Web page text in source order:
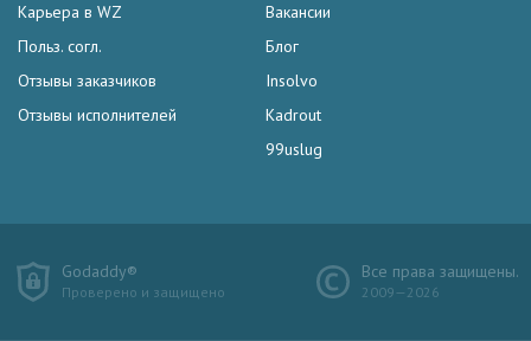
Вакансии
Блог
Insolvo
Kadrout
99uslug
Карьера в WZ
Польз. согл.
Отзывы заказчиков
Отзывы исполнителей
Godaddy®
Проверено и защищено
Все права защищены.
2009—2026